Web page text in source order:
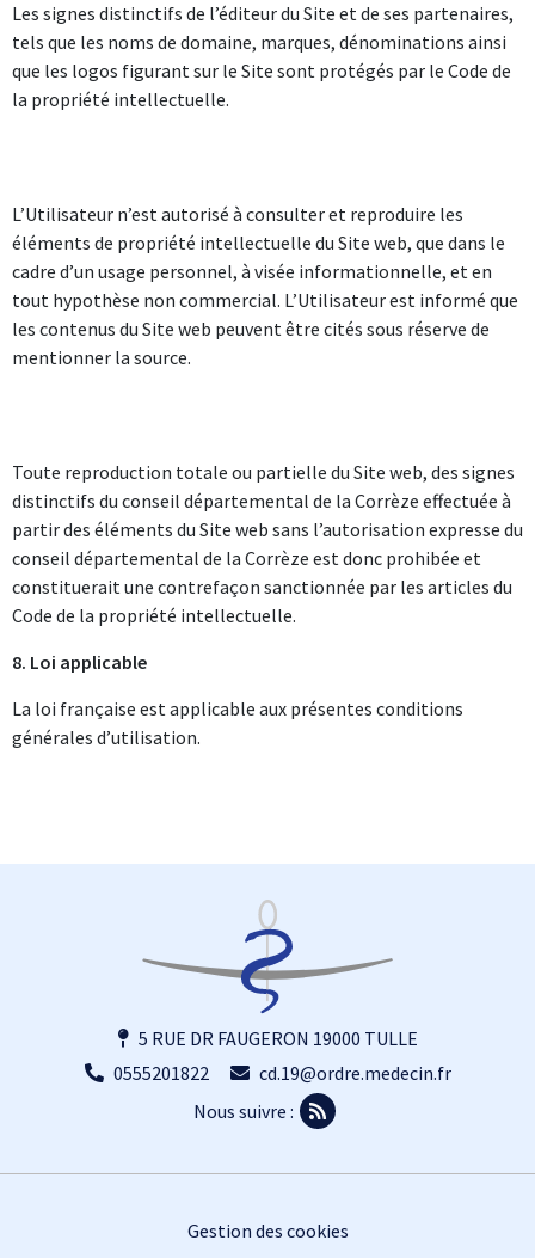
Les signes distinctifs de l’éditeur du Site et de ses partenaires,
tels que les noms de domaine, marques, dénominations ainsi
que les logos figurant sur le Site sont protégés par le Code de
la propriété intellectuelle.
L’Utilisateur n’est autorisé à consulter et reproduire les
éléments de propriété intellectuelle du Site web, que dans le
cadre d’un usage personnel, à visée informationnelle, et en
tout hypothèse non commercial. L’Utilisateur est informé que
les contenus du Site web peuvent être cités sous réserve de
mentionner la source.
Toute reproduction totale ou partielle du Site web, des signes
distinctifs du conseil départemental de la Corrèze effectuée à
partir des éléments du Site web sans l’autorisation expresse du
conseil départemental de la Corrèze est donc prohibée et
constituerait une contrefaçon sanctionnée par les articles du
Code de la propriété intellectuelle.
8. Loi applicable
La loi française est applicable aux présentes conditions
générales d’utilisation.
5 RUE DR FAUGERON 19000 TULLE
0555201822
cd.19@ordre.medecin.fr
Nous suivre :
Gestion des cookies